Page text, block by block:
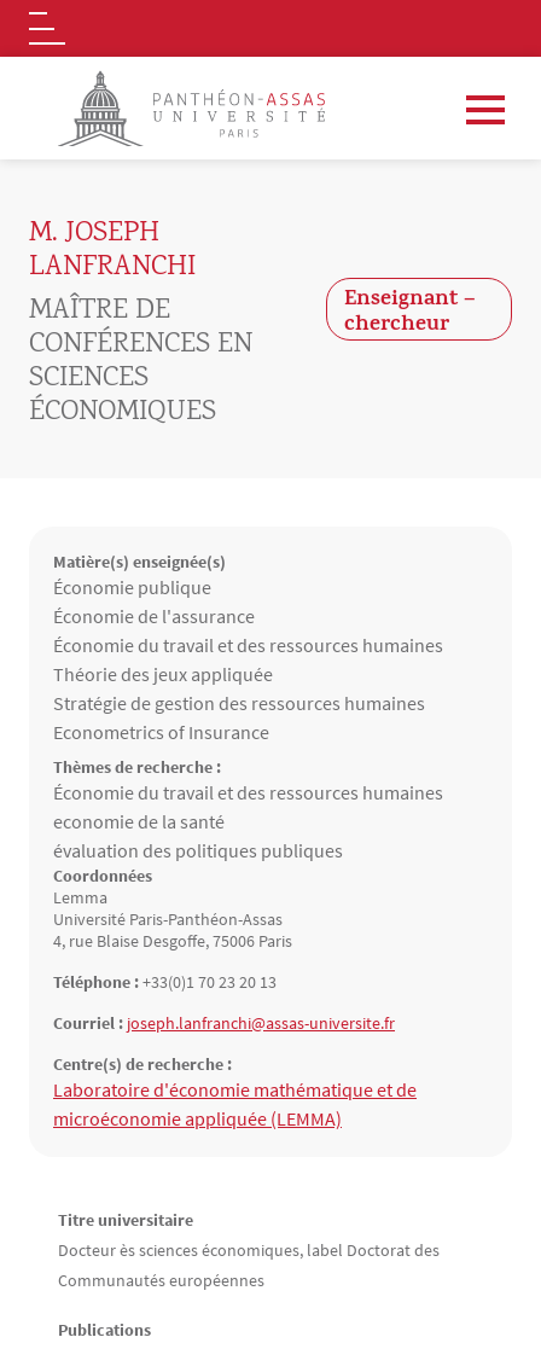
Logo
M. JOSEPH
LANFRANCHI
MAÎTRE DE
CONFÉRENCES EN
SCIENCES
ÉCONOMIQUES
Enseignant –
chercheur
Matière(s) enseignée(s)
Matières enseignées
Économie publique
Économie de l'assurance
Économie du travail et des ressources humaines
Théorie des jeux appliquée
Stratégie de gestion des ressources humaines
Econometrics of Insurance
Thèmes de recherche :
Thèmes de recherche
Économie du travail et des ressources humaines
economie de la santé
évaluation des politiques publiques
Coordonnées
Lemma
Université Paris-Panthéon-Assas
4, rue Blaise Desgoffe, 75006 Paris
Téléphone :+33(0)1 70 23 20 13
Courriel : joseph.lanfranchi@assas-universite.fr
Centre(s) de recherche :
Structure(s) de rattachement
Laboratoire d'économie mathématique et de
microéconomie appliquée (LEMMA)
Contenu
Texte
Titre universitaire
Docteur ès sciences économiques, label Doctorat des
Communautés européennes
Publications